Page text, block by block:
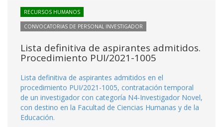
RECURSOS HUMANOS
CONVOCATORIAS DE PERSONAL INVESTIGADOR
Lista definitiva de aspirantes admitidos.
Procedimiento PUI/2021-1005
Lista definitiva de aspirantes admitidos en el
procedimiento PUI/2021-1005, contratación temporal
de un investigador con categoría N4-Investigador Novel,
con destino en la Facultad de Ciencias Humanas y de la
Educación.